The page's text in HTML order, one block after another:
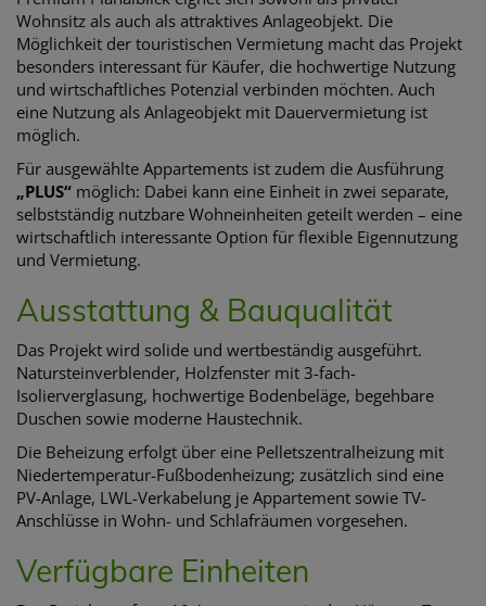
Wohnsitz als auch als attraktives Anlageobjekt. Die
Möglichkeit der touristischen Vermietung macht das Projekt
besonders interessant für Käufer, die hochwertige Nutzung
und wirtschaftliches Potenzial verbinden möchten. Auch
eine Nutzung als Anlageobjekt mit Dauervermietung ist
möglich.
Für ausgewählte Appartements ist zudem die Ausführung
„PLUS“ möglich: Dabei kann eine Einheit in zwei separate,
selbstständig nutzbare Wohneinheiten geteilt werden – eine
wirtschaftlich interessante Option für flexible Eigennutzung
und Vermietung.
Ausstattung & Bauqualität
Das Projekt wird solide und wertbeständig ausgeführt.
Natursteinverblender, Holzfenster mit 3-fach-
Isolierverglasung, hochwertige Bodenbeläge, begehbare
Duschen sowie moderne Haustechnik.
Die Beheizung erfolgt über eine Pelletszentralheizung mit
Niedertemperatur-Fußbodenheizung; zusätzlich sind eine
PV-Anlage, LWL-Verkabelung je Appartement sowie TV-
Anschlüsse in Wohn- und Schlafräumen vorgesehen.
Verfügbare Einheiten